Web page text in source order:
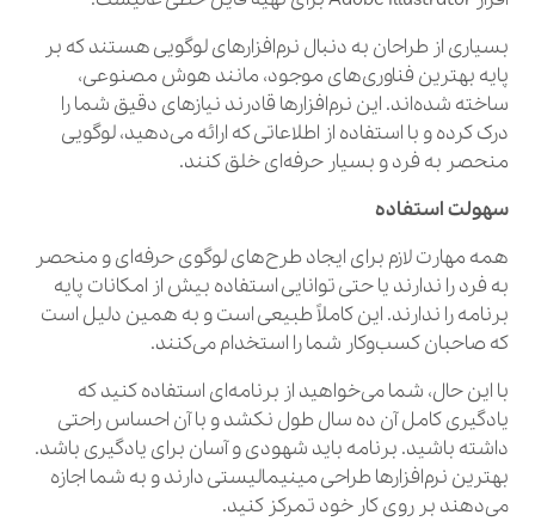
بسیاری از طراحان به دنبال نرم‌افزارهای لوگویی هستند که بر
پایه بهترین فناوری‌های موجود، مانند هوش مصنوعی،
ساخته شده‌اند. این نرم‌افزارها قادرند نیازهای دقیق شما را
درک کرده و با استفاده از اطلاعاتی که ارائه می‌دهید، لوگویی
منحصر به فرد و بسیار حرفه‌ای خلق کنند.
سهولت استفاده
همه مهارت لازم برای ایجاد طرح‌های لوگوی حرفه‌ای و منحصر
به فرد را ندارند یا حتی توانایی استفاده بیش از امکانات پایه
برنامه را ندارند. این کاملاً طبیعی است و به همین دلیل است
که صاحبان کسب‌وکار شما را استخدام می‌کنند.
با این حال، شما می‌خواهید از برنامه‌ای استفاده کنید که
یادگیری کامل آن ده سال طول نکشد و با آن احساس راحتی
داشته باشید. برنامه باید شهودی و آسان برای یادگیری باشد.
بهترین نرم‌افزارها طراحی مینیمالیستی دارند و به شما اجازه
می‌دهند بر روی کار خود تمرکز کنید.